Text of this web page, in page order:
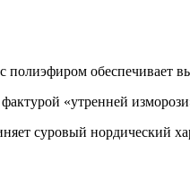
обеспечивает
«утренней
суровый нордический